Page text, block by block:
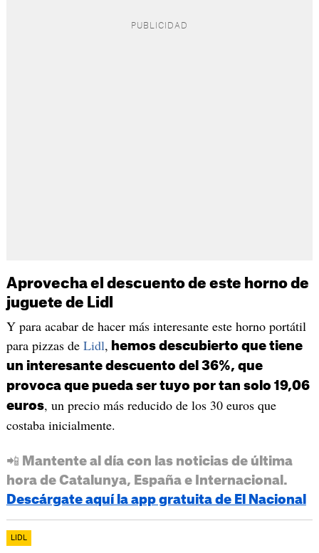
Aprovecha el descuento de este horno de
juguete de Lidl
Y para acabar de hacer más interesante este horno portátil
para pizzas de Lidl, hemos descubierto que tiene
un interesante descuento del 36%, que
provoca que pueda ser tuyo por tan solo 19,06
euros, un precio más reducido de los 30 euros que
costaba inicialmente.
📲 Mantente al día con las noticias de última
hora de Catalunya, España e Internacional.
Descárgate aquí la app gratuita de El Nacional
LIDL